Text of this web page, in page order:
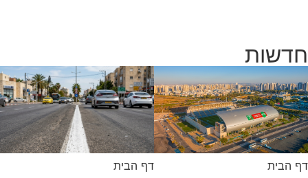
חדשות
דף הבית דף הבית